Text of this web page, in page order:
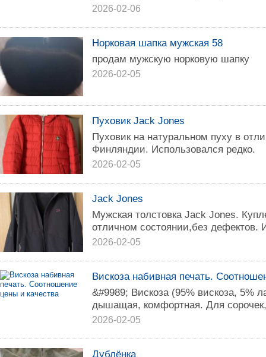
2026-02-06
Норковая шапка мужская 58
продам мужскую норковую шапку
2026-02-05
Пуховик Jack Jones
Пуховик на натуральном пуху в
Финляндии. Использовался редко.
2026-02-05
Jack Jones
Мужская толстовка Jack Jones.
отличном состоянии,без дефектов.
2026-02-05
Вискоза набивная печать.
&#9989; Вискоза (95% вискоза, 5%
дышащая, комфортная. Для сорочек,
2026-02-05
Дублёнка